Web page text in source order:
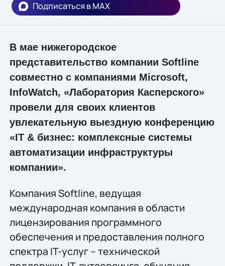
Подписаться в MAX
В мае нижегородское
представительство компании Softline
совместно с компаниями Microsoft,
InfoWatch, «Лаборатория Касперского»
провели для своих клиентов
увлекательную выездную конференцию
«IT & бизнес: комплексные системы
автоматизации инфраструктуры
компании».
Компания Softline, ведущая
международная компания в области
лицензирования программного
обеспечения и предоставления полного
спектра IT-услуг – технической